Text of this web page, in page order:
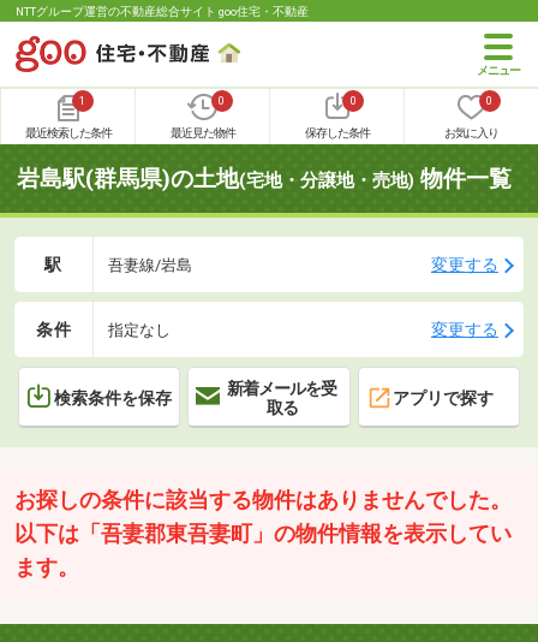
NTTグループ運営の不動産総合サイト goo住宅・不動産
1
最近検索した条件
0
最近見た物件
0
保存した条件
0
お気に入り
岩島駅(群馬県)の土地(宅地・分譲地・売地) 物件一覧
駅 吾妻線/岩島 変更する
条件 指定なし 変更する
検索条件を保存
新着メールを受
取る
アプリで探す
お探しの条件に該当する物件はありませんでした。
以下は「吾妻郡東吾妻町」の物件情報を表示してい
ます。